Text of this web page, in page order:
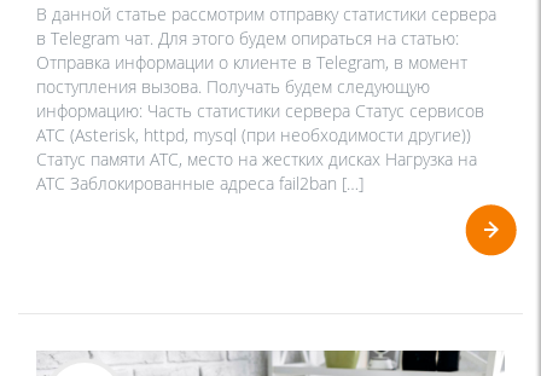
В данной статье рассмотрим отправку статистики сервера
в Telegram чат. Для этого будем опираться на статью:
Отправка информации о клиенте в Telegram, в момент
поступления вызова. Получать будем следующую
информацию: Часть статистики сервера Статус сервисов
АТС (Asterisk, httpd, mysql (при необходимости другие))
Статус памяти АТС, место на жестких дисках Нагрузка на
АТС Заблокированные адреса fail2ban […]